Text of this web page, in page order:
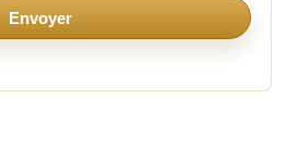
Envoyer